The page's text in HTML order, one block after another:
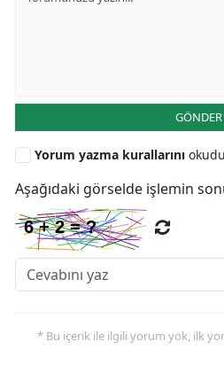
GÖNDER
Yorum yazma kurallarını
Aşağıdaki görselde işlemin
* Bu içerik ile ilgili yorum yok, ilk